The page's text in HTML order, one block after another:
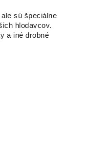
sú špeciálne
hlodavcov.
a iné drobné